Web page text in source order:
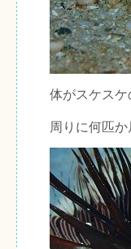
体がスケスケ
周りに何匹